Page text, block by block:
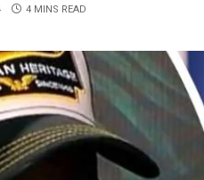
4 MINS READ